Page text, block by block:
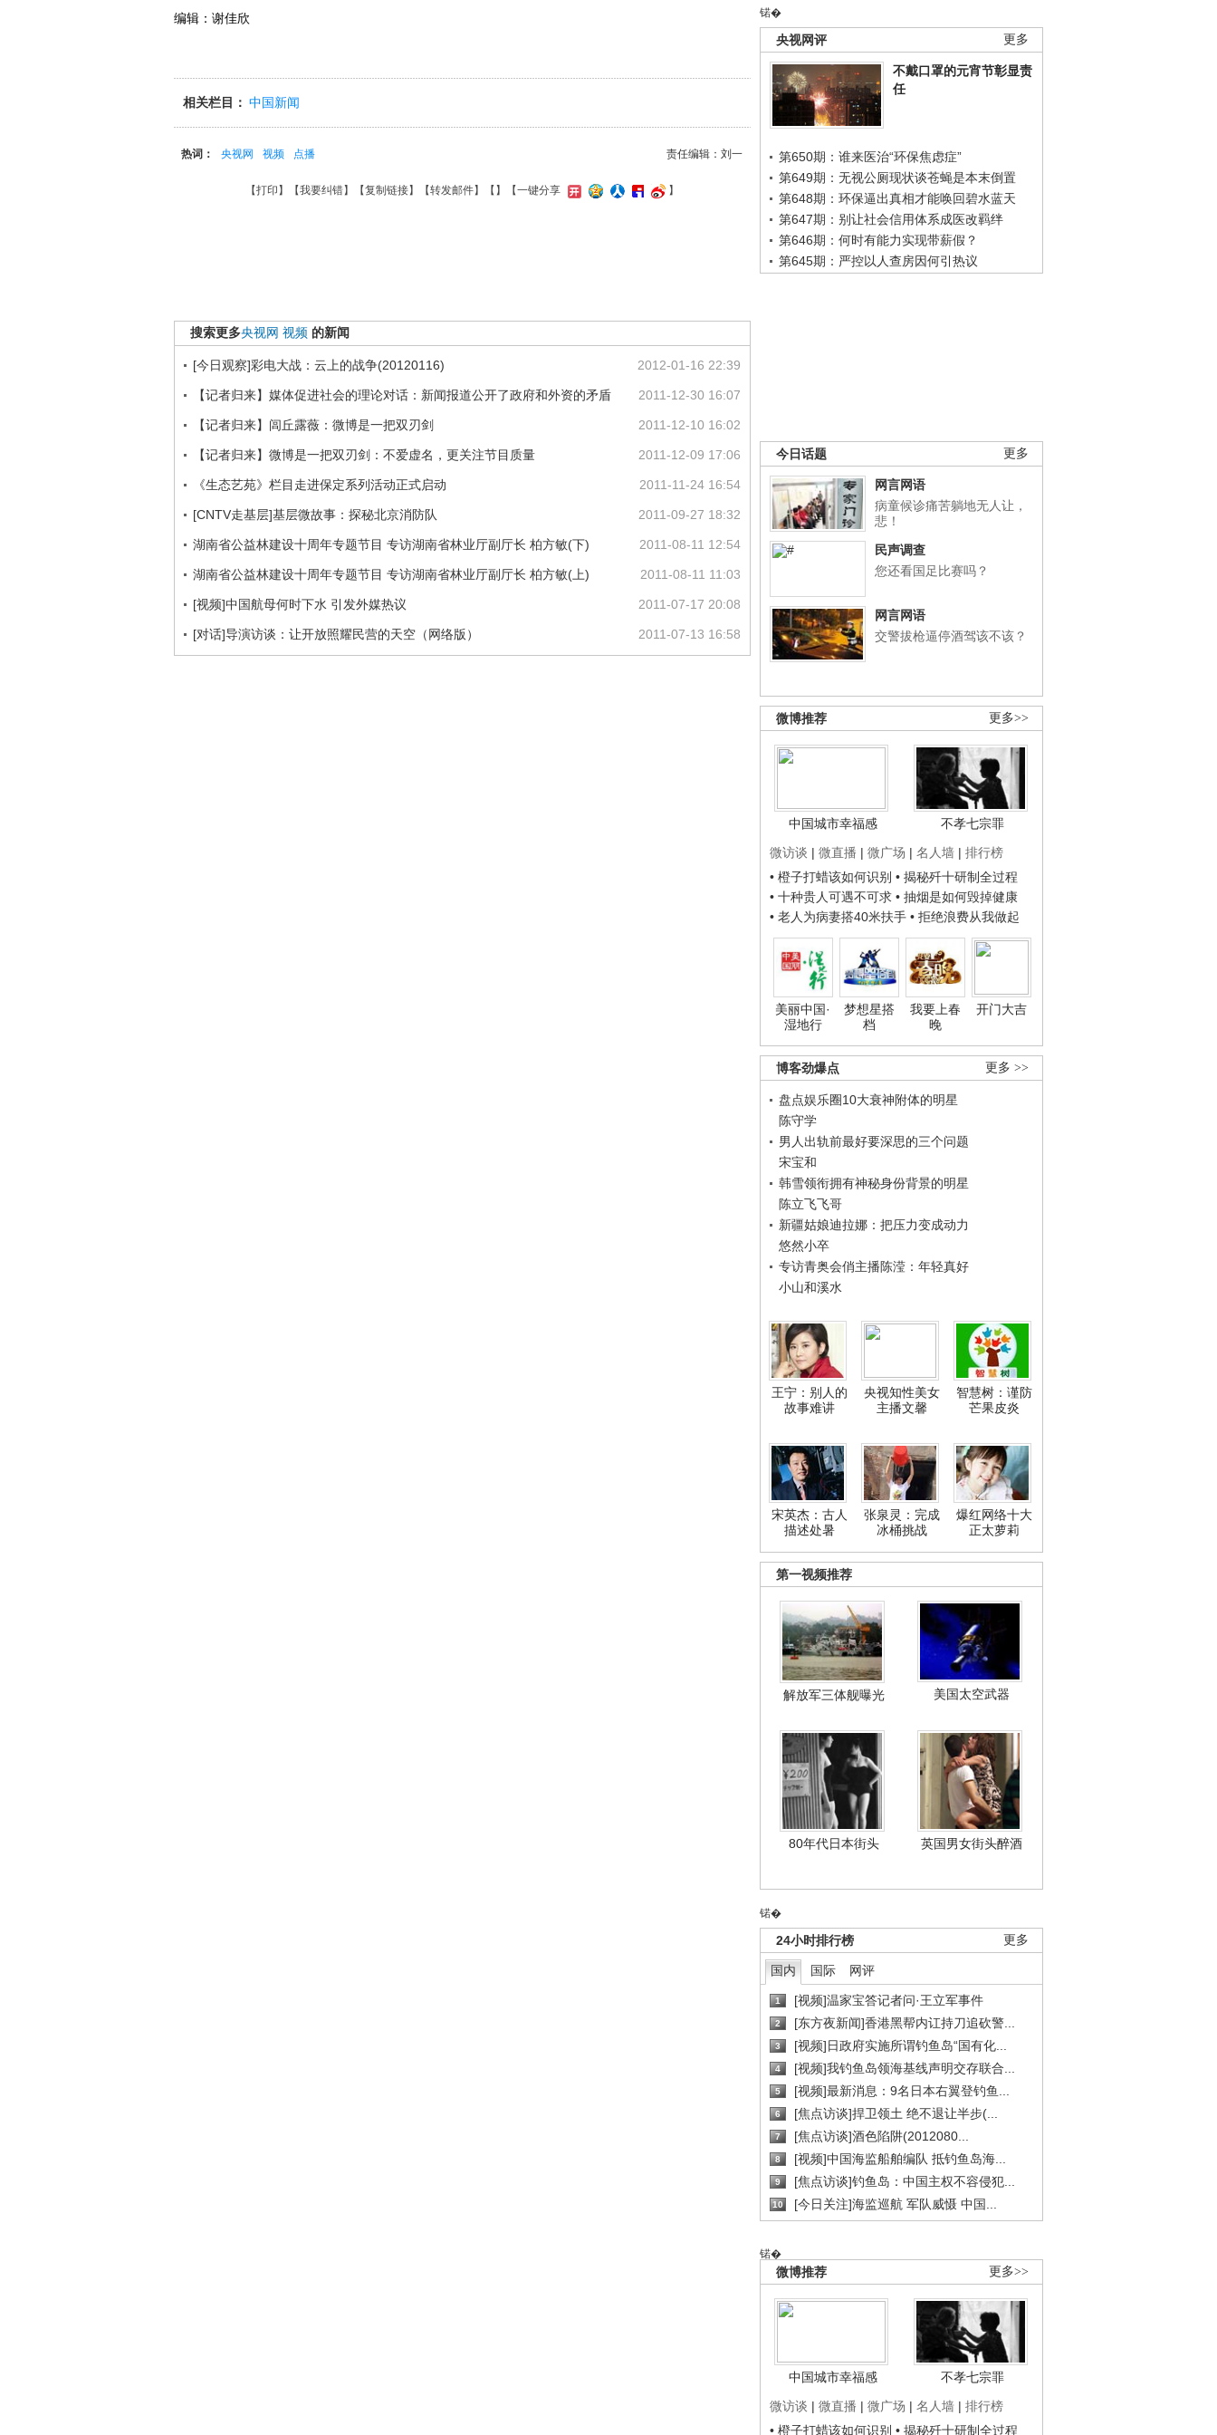
锘�
更多
央视网评
不戴口罩的元宵节彰显责
任
第650期：谁来医治“环保焦虑症”
第649期：无视公厕现状谈苍蝇是本末倒置
第648期：环保逼出真相才能唤回碧水蓝天
第647期：别让社会信用体系成医改羁绊
第646期：何时有能力实现带薪假？
第645期：严控以人查房因何引热议
更多
今日话题
网言网语
病童候诊痛苦躺地无人让，
悲！
民声调查
您还看国足比赛吗？
网言网语
交警拔枪逼停酒驾该不该？
更多>>
微博推荐
中国城市幸福感
不孝七宗罪
微访谈 | 微直播 | 微广场 | 名人墙 | 排行榜
• 橙子打蜡该如何识别 • 揭秘歼十研制全过程
• 十种贵人可遇不可求 • 抽烟是如何毁掉健康
• 老人为病妻搭40米扶手 • 拒绝浪费从我做起
美丽中国·
湿地行
梦想星搭
档
我要上春
晚
开门大吉
更多 >>
博客劲爆点
盘点娱乐圈10大衰神附体的明星
陈守学
男人出轨前最好要深思的三个问题
宋宝和
韩雪领衔拥有神秘身份背景的明星
陈立飞飞哥
新疆姑娘迪拉娜：把压力变成动力
悠然小卒
专访青奥会俏主播陈滢：年轻真好
小山和溪水
王宁：别人的
故事难讲
央视知性美女
主播文馨
智慧树：谨防
芒果皮炎
宋英杰：古人
描述处暑
张泉灵：完成
冰桶挑战
爆红网络十大
正太萝莉
第一视频推荐
解放军三体舰曝光 美国太空武器
80年代日本街头 英国男女街头醉酒
锘�
更多
24小时排行榜
国内 国际 网评
1 [视频]温家宝答记者问·王立军事件
2 [东方夜新闻]香港黑帮内讧持刀追砍警...
3 [视频]日政府实施所谓钓鱼岛“国有化...
4 [视频]我钓鱼岛领海基线声明交存联合...
5 [视频]最新消息：9名日本右翼登钓鱼...
6 [焦点访谈]捍卫领土 绝不退让半步(...
7 [焦点访谈]酒色陷阱(2012080...
8 [视频]中国海监船舶编队 抵钓鱼岛海...
9 [焦点访谈]钓鱼岛：中国主权不容侵犯...
10 [今日关注]海监巡航 军队威慑 中国...
锘�
更多>>
微博推荐
中国城市幸福感
不孝七宗罪
微访谈 | 微直播 | 微广场 | 名人墙 | 排行榜
• 橙子打蜡该如何识别 • 揭秘歼十研制全过程
编辑：谢佳欣
相关栏目： 中国新闻
责任编辑：刘一
热词： 央视网 视频 点播
【打印 】【我要纠错】【复制链接】【转发邮件】【 】 【一键分享 】
搜索更多央视网 视频 的新闻
2012-01-16 22:39
[今日观察]彩电大战：云上的战争(20120116)
2011-12-30 16:07
【记者归来】媒体促进社会的理论对话：新闻报道公开了政府和外资的矛盾
2011-12-10 16:02
【记者归来】闾丘露薇：微博是一把双刃剑
2011-12-09 17:06
【记者归来】微博是一把双刃剑：不爱虚名，更关注节目质量
2011-11-24 16:54
《生态艺苑》栏目走进保定系列活动正式启动
2011-09-27 18:32
[CNTV走基层]基层微故事：探秘北京消防队
2011-08-11 12:54
湖南省公益林建设十周年专题节目 专访湖南省林业厅副厅长 柏方敏(下)
2011-08-11 11:03
湖南省公益林建设十周年专题节目 专访湖南省林业厅副厅长 柏方敏(上)
2011-07-17 20:08
[视频]中国航母何时下水 引发外媒热议
2011-07-13 16:58
[对话]导演访谈：让开放照耀民营的天空（网络版）